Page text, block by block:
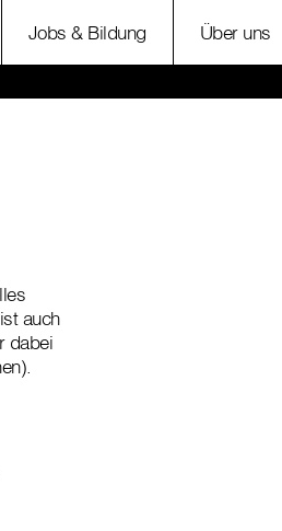
Jobs & Bildung Über uns
auch
dabei